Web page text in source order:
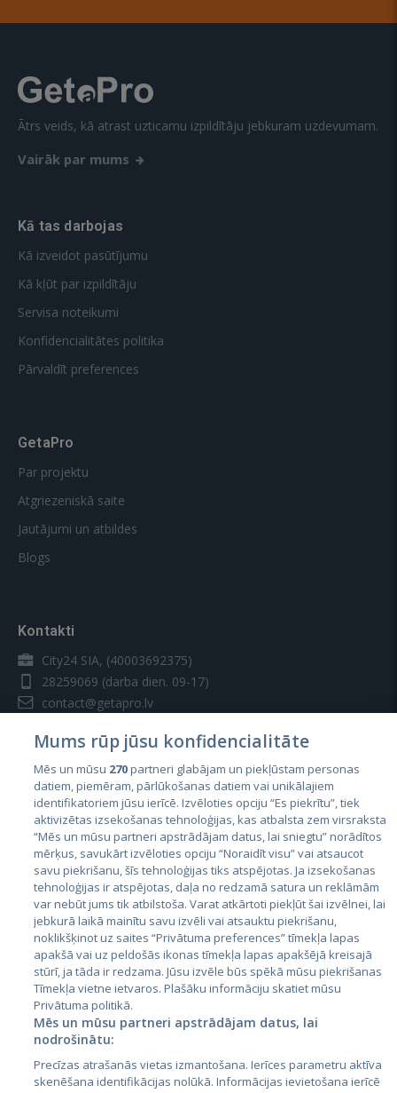
Ātrs veids, kā atrast uzticamu izpildītāju jebkuram uzdevumam.
Vairāk par mums
Kā tas darbojas
Kā izveidot pasūtījumu
Kā kļūt par izpildītāju
Servisa noteikumi
Konfidencialitātes politika
Pārvaldīt preferences
GetaPro
Par projektu
Atgriezeniskā saite
Jautājumi un atbildes
Blogs
Kontakti
City24 SIA, (40003692375)
28259069 (darba dien. 09-17)
contact@getapro.lv
Valstis
Igaunija
Latvija
Lietuva
City24.lv
City24.ee
CVbankas.lt
Kainos.lt
Mums rūp jūsu konfidencialitāte
Mēs un mūsu 270partneri glabājam un piekļūstam personas
datiem, piemēram, pārlūkošanas datiem vai unikālajiem
identifikatoriem jūsu ierīcē. Izvēloties opciju “Es piekrītu”, tiek
aktivizētas izsekošanas tehnoloģijas, kas atbalsta zem virsraksta
“Mēs un mūsu partneri apstrādājam datus, lai sniegtu” norādītos
mērķus, savukārt izvēloties opciju “Noraidīt visu” vai atsaucot
savu piekrišanu, šīs tehnoloģijas tiks atspējotas. Ja izsekošanas
tehnoloģijas ir atspējotas, daļa no redzamā satura un reklāmām
var nebūt jums tik atbilstoša. Varat atkārtoti piekļūt šai izvēlnei, lai
jebkurā laikā mainītu savu izvēli vai atsauktu piekrišanu,
noklikšķinot uz saites “Privātuma preferences” tīmekļa lapas
apakšā vai uz peldošās ikonas tīmekļa lapas apakšējā kreisajā
stūrī, ja tāda ir redzama. Jūsu izvēle būs spēkā mūsu piekrišanas
Tīmekļa vietne ietvaros. Plašāku informāciju skatiet mūsu
Privātuma politikā.
Mēs un mūsu partneri apstrādājam datus, lai
nodrošinātu:
Precīzas atrašanās vietas izmantošana. Ierīces parametru aktīva
skenēšana identifikācijas nolūkā. Informācijas ievietošana ierīcē